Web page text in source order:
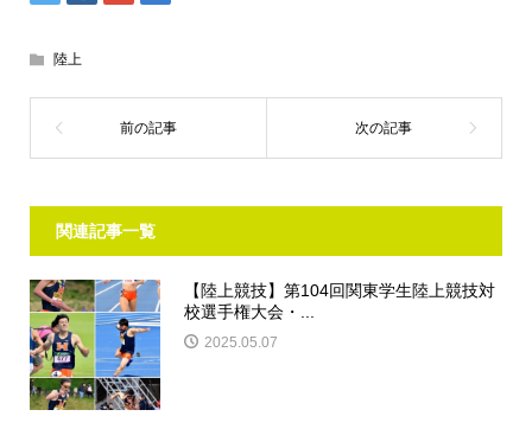
陸上
関連記事一覧
【陸上競技】第104回関東学生陸上競技対
校選手権大会・...
2025.05.07